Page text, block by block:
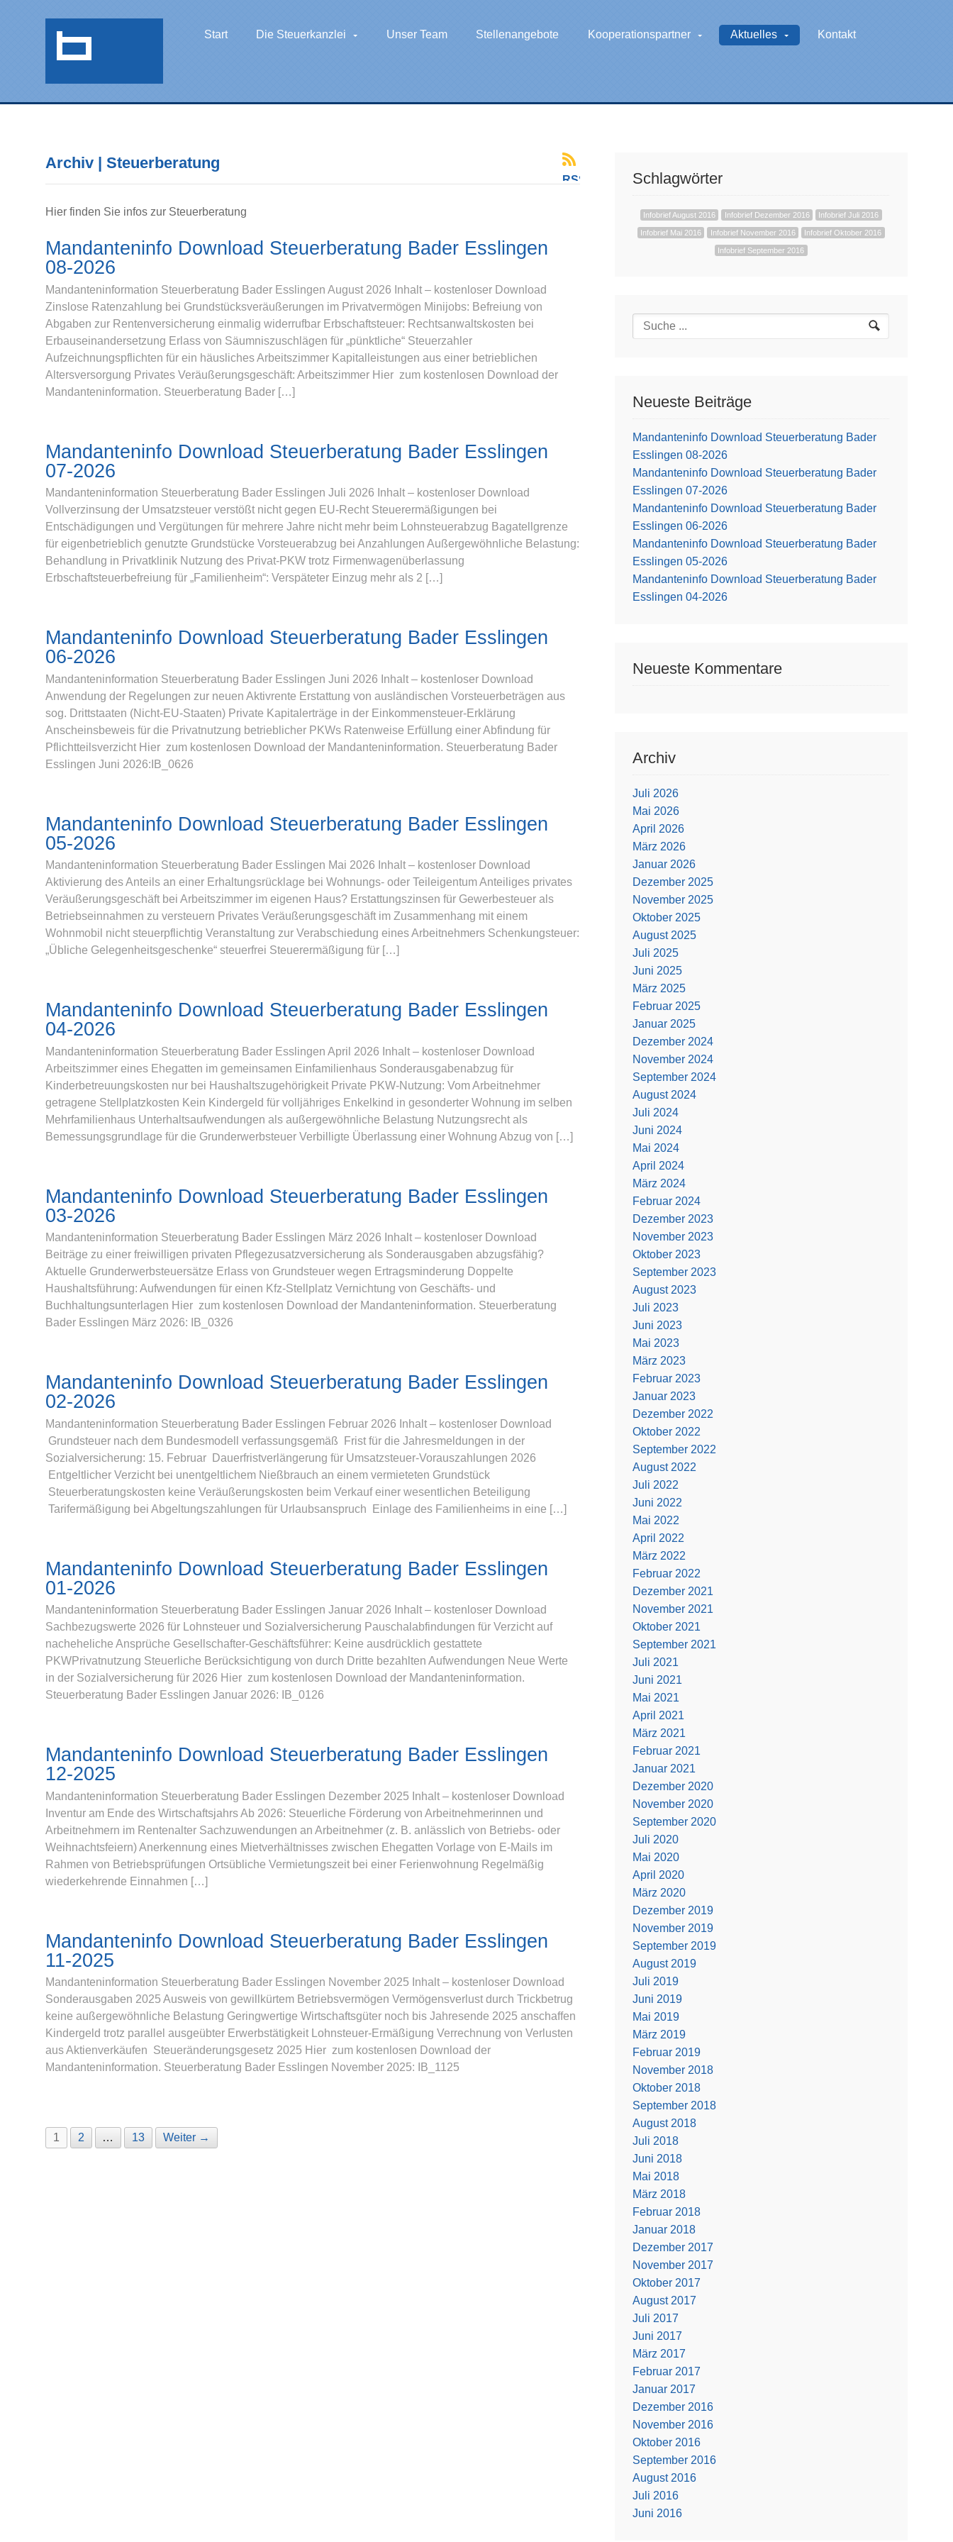
Start Die Steuerkanzlei Unser Team Stellenangebote Kooperationspartner Aktuelles Kontakt
Archiv | Steuerberatung
RSS-
Hier finden Sie infos zur Steuerberatung
Mandanteninfo Download Steuerberatung Bader Esslingen
08-2026
Mandanteninformation Steuerberatung Bader Esslingen August 2026 Inhalt – kostenloser Download
Zinslose Ratenzahlung bei Grundstücksveräußerungen im Privatvermögen Minijobs: Befreiung von
Abgaben zur Rentenversicherung einmalig widerrufbar Erbschaftsteuer: Rechtsanwaltskosten bei
Erbauseinandersetzung Erlass von Säumniszuschlägen für „pünktliche“ Steuerzahler
Aufzeichnungspflichten für ein häusliches Arbeitszimmer Kapitalleistungen aus einer betrieblichen
Altersversorgung Privates Veräußerungsgeschäft: Arbeitszimmer Hier zum kostenlosen Download der
Mandanteninformation. Steuerberatung Bader […]
Mandanteninfo Download Steuerberatung Bader Esslingen
07-2026
Mandanteninformation Steuerberatung Bader Esslingen Juli 2026 Inhalt – kostenloser Download
Vollverzinsung der Umsatzsteuer verstößt nicht gegen EU-Recht Steuerermäßigungen bei
Entschädigungen und Vergütungen für mehrere Jahre nicht mehr beim Lohnsteuerabzug Bagatellgrenze
für eigenbetrieblich genutzte Grundstücke Vorsteuerabzug bei Anzahlungen Außergewöhnliche Belastung:
Behandlung in Privatklinik Nutzung des Privat-PKW trotz Firmenwagenüberlassung
Erbschaftsteuerbefreiung für „Familienheim“: Verspäteter Einzug mehr als 2 […]
Mandanteninfo Download Steuerberatung Bader Esslingen
06-2026
Mandanteninformation Steuerberatung Bader Esslingen Juni 2026 Inhalt – kostenloser Download
Anwendung der Regelungen zur neuen Aktivrente Erstattung von ausländischen Vorsteuerbeträgen aus
sog. Drittstaaten (Nicht-EU-Staaten) Private Kapitalerträge in der Einkommensteuer-Erklärung
Anscheinsbeweis für die Privatnutzung betrieblicher PKWs Ratenweise Erfüllung einer Abfindung für
Pflichtteilsverzicht Hier zum kostenlosen Download der Mandanteninformation. Steuerberatung Bader
Esslingen Juni 2026:IB_0626
Mandanteninfo Download Steuerberatung Bader Esslingen
05-2026
Mandanteninformation Steuerberatung Bader Esslingen Mai 2026 Inhalt – kostenloser Download
Aktivierung des Anteils an einer Erhaltungsrücklage bei Wohnungs- oder Teileigentum Anteiliges privates
Veräußerungsgeschäft bei Arbeitszimmer im eigenen Haus? Erstattungszinsen für Gewerbesteuer als
Betriebseinnahmen zu versteuern Privates Veräußerungsgeschäft im Zusammenhang mit einem
Wohnmobil nicht steuerpflichtig Veranstaltung zur Verabschiedung eines Arbeitnehmers Schenkungsteuer:
„Übliche Gelegenheitsgeschenke“ steuerfrei Steuerermäßigung für […]
Mandanteninfo Download Steuerberatung Bader Esslingen
04-2026
Mandanteninformation Steuerberatung Bader Esslingen April 2026 Inhalt – kostenloser Download
Arbeitszimmer eines Ehegatten im gemeinsamen Einfamilienhaus Sonderausgabenabzug für
Kinderbetreuungskosten nur bei Haushaltszugehörigkeit Private PKW-Nutzung: Vom Arbeitnehmer
getragene Stellplatzkosten Kein Kindergeld für volljähriges Enkelkind in gesonderter Wohnung im selben
Mehrfamilienhaus Unterhaltsaufwendungen als außergewöhnliche Belastung Nutzungsrecht als
Bemessungsgrundlage für die Grunderwerbsteuer Verbilligte Überlassung einer Wohnung Abzug von […]
Mandanteninfo Download Steuerberatung Bader Esslingen
03-2026
Mandanteninformation Steuerberatung Bader Esslingen März 2026 Inhalt – kostenloser Download
Beiträge zu einer freiwilligen privaten Pflegezusatzversicherung als Sonderausgaben abzugsfähig?
Aktuelle Grunderwerbsteuersätze Erlass von Grundsteuer wegen Ertragsminderung Doppelte
Haushaltsführung: Aufwendungen für einen Kfz-Stellplatz Vernichtung von Geschäfts- und
Buchhaltungsunterlagen Hier zum kostenlosen Download der Mandanteninformation. Steuerberatung
Bader Esslingen März 2026: IB_0326
Mandanteninfo Download Steuerberatung Bader Esslingen
02-2026
Mandanteninformation Steuerberatung Bader Esslingen Februar 2026 Inhalt – kostenloser Download
Grundsteuer nach dem Bundesmodell verfassungsgemäß Frist für die Jahresmeldungen in der
Sozialversicherung: 15. Februar Dauerfristverlängerung für Umsatzsteuer-Vorauszahlungen 2026
Entgeltlicher Verzicht bei unentgeltlichem Nießbrauch an einem vermieteten Grundstück
Steuerberatungskosten keine Veräußerungskosten beim Verkauf einer wesentlichen Beteiligung
Tarifermäßigung bei Abgeltungszahlungen für Urlaubsanspruch Einlage des Familienheims in eine […]
Mandanteninfo Download Steuerberatung Bader Esslingen
01-2026
Mandanteninformation Steuerberatung Bader Esslingen Januar 2026 Inhalt – kostenloser Download
Sachbezugswerte 2026 für Lohnsteuer und Sozialversicherung Pauschalabfindungen für Verzicht auf
nacheheliche Ansprüche Gesellschafter-Geschäftsführer: Keine ausdrücklich gestattete
PKWPrivatnutzung Steuerliche Berücksichtigung von durch Dritte bezahlten Aufwendungen Neue Werte
in der Sozialversicherung für 2026 Hier zum kostenlosen Download der Mandanteninformation.
Steuerberatung Bader Esslingen Januar 2026: IB_0126
Mandanteninfo Download Steuerberatung Bader Esslingen
12-2025
Mandanteninformation Steuerberatung Bader Esslingen Dezember 2025 Inhalt – kostenloser Download
Inventur am Ende des Wirtschaftsjahrs Ab 2026: Steuerliche Förderung von Arbeitnehmerinnen und
Arbeitnehmern im Rentenalter Sachzuwendungen an Arbeitnehmer (z. B. anlässlich von Betriebs- oder
Weihnachtsfeiern) Anerkennung eines Mietverhältnisses zwischen Ehegatten Vorlage von E-Mails im
Rahmen von Betriebsprüfungen Ortsübliche Vermietungszeit bei einer Ferienwohnung Regelmäßig
wiederkehrende Einnahmen […]
Mandanteninfo Download Steuerberatung Bader Esslingen
11-2025
Mandanteninformation Steuerberatung Bader Esslingen November 2025 Inhalt – kostenloser Download
Sonderausgaben 2025 Ausweis von gewillkürtem Betriebsvermögen Vermögensverlust durch Trickbetrug
keine außergewöhnliche Belastung Geringwertige Wirtschaftsgüter noch bis Jahresende 2025 anschaffen
Kindergeld trotz parallel ausgeübter Erwerbstätigkeit Lohnsteuer-Ermäßigung Verrechnung von Verlusten
aus Aktienverkäufen Steueränderungsgesetz 2025 Hier zum kostenlosen Download der
Mandanteninformation. Steuerberatung Bader Esslingen November 2025: IB_1125
1 2 … 13 Weiter →
Schlagwörter
Infobrief August 2016 Infobrief Dezember 2016 Infobrief Juli 2016
Infobrief Mai 2016 Infobrief November 2016 Infobrief Oktober 2016
Infobrief September 2016
Neueste Beiträge
Mandanteninfo Download Steuerberatung Bader
Esslingen 08-2026
Mandanteninfo Download Steuerberatung Bader
Esslingen 07-2026
Mandanteninfo Download Steuerberatung Bader
Esslingen 06-2026
Mandanteninfo Download Steuerberatung Bader
Esslingen 05-2026
Mandanteninfo Download Steuerberatung Bader
Esslingen 04-2026
Neueste Kommentare
Archiv
Juli 2026
Mai 2026
April 2026
März 2026
Januar 2026
Dezember 2025
November 2025
Oktober 2025
August 2025
Juli 2025
Juni 2025
März 2025
Februar 2025
Januar 2025
Dezember 2024
November 2024
September 2024
August 2024
Juli 2024
Juni 2024
Mai 2024
April 2024
März 2024
Februar 2024
Dezember 2023
November 2023
Oktober 2023
September 2023
August 2023
Juli 2023
Juni 2023
Mai 2023
März 2023
Februar 2023
Januar 2023
Dezember 2022
Oktober 2022
September 2022
August 2022
Juli 2022
Juni 2022
Mai 2022
April 2022
März 2022
Februar 2022
Dezember 2021
November 2021
Oktober 2021
September 2021
Juli 2021
Juni 2021
Mai 2021
April 2021
März 2021
Februar 2021
Januar 2021
Dezember 2020
November 2020
September 2020
Juli 2020
Mai 2020
April 2020
März 2020
Dezember 2019
November 2019
September 2019
August 2019
Juli 2019
Juni 2019
Mai 2019
März 2019
Februar 2019
November 2018
Oktober 2018
September 2018
August 2018
Juli 2018
Juni 2018
Mai 2018
März 2018
Februar 2018
Januar 2018
Dezember 2017
November 2017
Oktober 2017
August 2017
Juli 2017
Juni 2017
März 2017
Februar 2017
Januar 2017
Dezember 2016
November 2016
Oktober 2016
September 2016
August 2016
Juli 2016
Juni 2016